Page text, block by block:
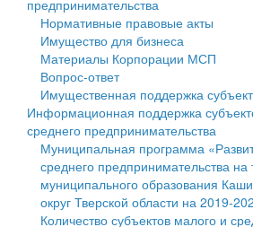
Государственные услуги
Промышленность и АПК
Экономика и бизнес
...
Символика
Устав
Гостям округа
Туризм
Культура
Образование
муниципального округа Тверской
Администрация Кашинского
Тверской области
Управление сельскими территориями
Открытые данные
Работа с обращениями граждан
Финансовое управление
Бюджет для граждан
Имущество
Выявление правообладателей
объектов недвижимости
Имущественная поддержка
предпринимательства
Нормативные правовые акты
Имущество для бизнеса
Материалы Корпорации МСП
Вопрос-ответ
Имущественная поддержка
Информационная поддержка
среднего предпринимательства
Муниципальная программа
среднего предпринимательства на
муниципального образования
округ Тверской области на 2019-
Количество субъектов малого и